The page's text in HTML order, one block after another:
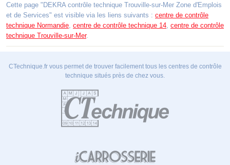
Cette page "DEKRA contrôle technique Trouville-sur-Mer Zone d'Emplois
et de Services" est visible via les liens suivants : centre de contrôle
technique Normandie centre de contrôle technique 14 centre de contrôle
technique Trouville-sur-Mer.
CTechnique.fr vous permet de trouver facilement tous les centres de contrôle
technique situés près de chez vous.